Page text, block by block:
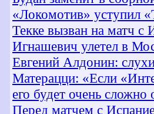
«Локомотив» уступил
Текке вызван на матч с
Игнашевич улетел в
Евгений Алдонин:
Матерацци: «Если
его будет очень сложно
Перед матчем с